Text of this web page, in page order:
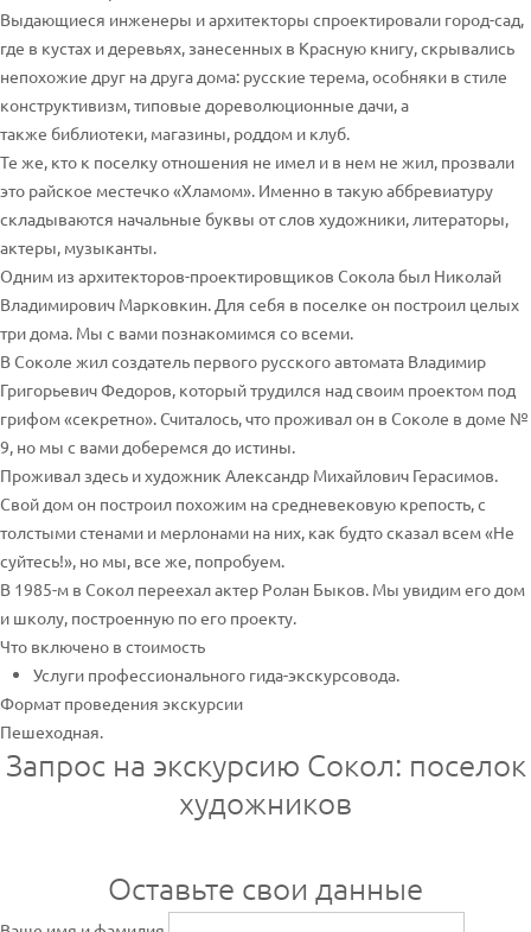
Выдающиеся инженеры и архитекторы спроектировали город-сад,
где в кустах и деревьях, занесенных в Красную книгу, скрывались
непохожие друг на друга дома: русские терема, особняки в стиле
конструктивизм, типовые дореволюционные дачи, а
также библиотеки, магазины, роддом и клуб.
Те же, кто к поселку отношения не имел и в нем не жил, прозвали
это райское местечко «Хламом». Именно в такую аббревиатуру
складываются начальные буквы от слов художники, литераторы,
актеры, музыканты.
Одним из архитекторов-проектировщиков Сокола был Николай
Владимирович Марковкин. Для себя в поселке он построил целых
три дома. Мы с вами познакомимся со всеми.
В Соколе жил создатель первого русского автомата Владимир
Григорьевич Федоров, который трудился над своим проектом под
грифом «секретно». Считалось, что проживал он в Соколе в доме №
9, но мы с вами доберемся до истины.
Проживал здесь и художник Александр Михайлович Герасимов.
Свой дом он построил похожим на средневековую крепость, с
толстыми стенами и мерлонами на них, как будто сказал всем «Не
суйтесь!», но мы, все же, попробуем.
В 1985-м в Сокол переехал актер Ролан Быков. Мы увидим его дом
и школу, построенную по его проекту.
Что включено в стоимость
Услуги профессионального гида-экскурсовода.
Формат проведения экскурсии
Пешеходная.
Запрос на экскурсию Сокол: поселок
художников
Оставьте свои данные